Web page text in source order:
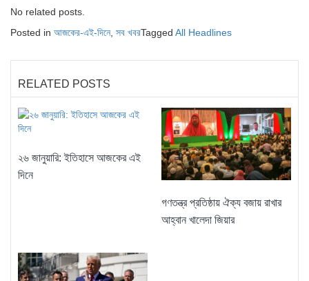
No related posts.
Posted in আজকের-এই-দিনে, সব খবরTagged All Headlines
RELATED POSTS
২৬ জানুয়ারি: ইতিহাসে আজকের এই
দিনে
গণতন্ত্র প্রতিষ্ঠায় ঐক্য বজায় রাখার
আহ্বান খালেদা জিয়ার